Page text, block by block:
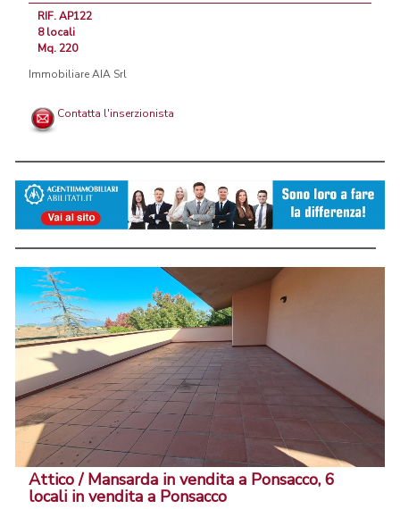
RIF. AP122
8 locali
Mq. 220
Immobiliare AIA Srl
Contatta l'inserzionista
Attico / Mansarda in vendita a Ponsacco, 6
locali in vendita a Ponsacco